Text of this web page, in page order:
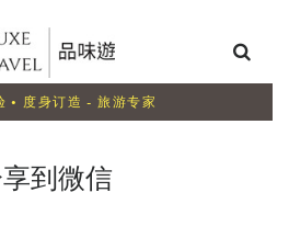
• 度身订造 - 旅游专家
到微信